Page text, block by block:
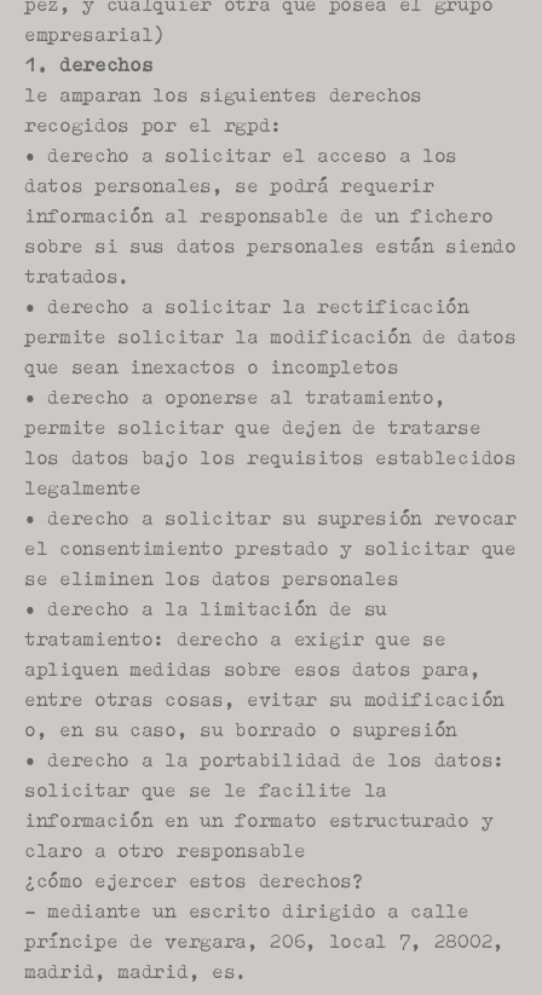
pez, y cualquier otra que posea el grupo
empresarial)
1. derechos
le amparan los siguientes derechos
recogidos por el rgpd:
• derecho a solicitar el acceso a los
datos personales, se podrá requerir
información al responsable de un fichero
sobre si sus datos personales están siendo
tratados.
• derecho a solicitar la rectificación
permite solicitar la modificación de datos
que sean inexactos o incompletos
• derecho a oponerse al tratamiento,
permite solicitar que dejen de tratarse
los datos bajo los requisitos establecidos
legalmente
• derecho a solicitar su supresión revocar
el consentimiento prestado y solicitar que
se eliminen los datos personales
• derecho a la limitación de su
tratamiento: derecho a exigir que se
apliquen medidas sobre esos datos para,
entre otras cosas, evitar su modificación
o, en su caso, su borrado o supresión
• derecho a la portabilidad de los datos:
solicitar que se le facilite la
información en un formato estructurado y
claro a otro responsable
¿cómo ejercer estos derechos?
- mediante un escrito dirigido a calle
príncipe de vergara, 206, local 7, 28002,
madrid, madrid, es.